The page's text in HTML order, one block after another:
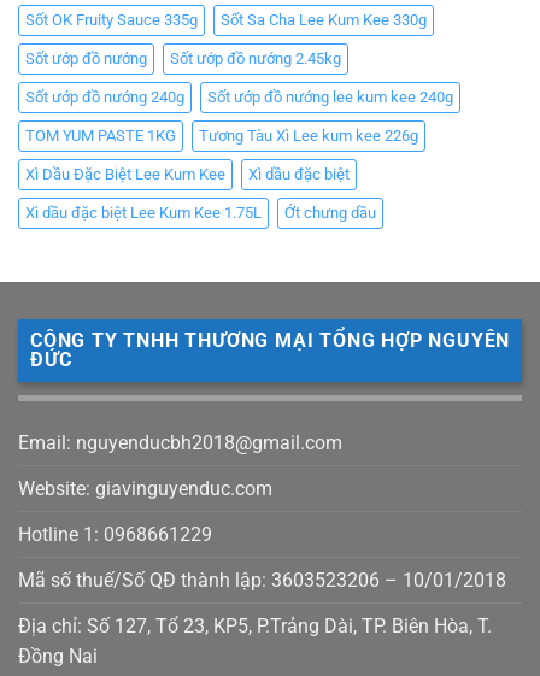
Sốt OK Fruity Sauce 335g Sốt Sa Cha Lee Kum Kee 330g
Sốt ướp đồ nướng Sốt ướp đồ nướng 2.45kg
Sốt ướp đồ nướng 240g Sốt ướp đồ nướng lee kum kee 240g
TOM YUM PASTE 1KG Tương Tàu Xì Lee kum kee 226g
Xì Dầu Đặc Biệt Lee Kum Kee Xì dầu đặc biệt
Xì dầu đặc biệt Lee Kum Kee 1.75L Ớt chưng dầu
CÔNG TY TNHH THƯƠNG MẠI TỔNG HỢP NGUYÊN
ĐỨC
Email: nguyenducbh2018@gmail.com
Website: giavinguyenduc.com
Hotline 1: 0968661229
Mã số thuế/Số QĐ thành lập: 3603523206 – 10/01/2018
Địa chỉ: Số 127, Tổ 23, KP5, P.Trảng Dài, TP. Biên Hòa, T.
Đồng Nai